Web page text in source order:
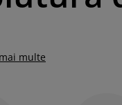
multe